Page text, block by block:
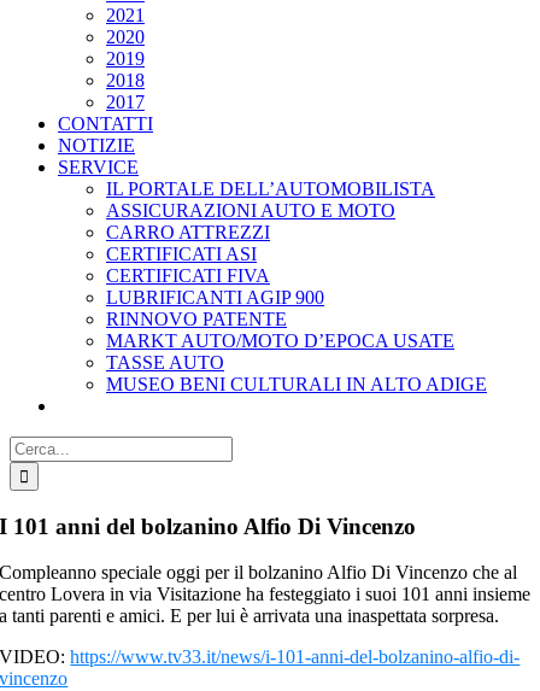
2021
2020
2019
2018
2017
CONTATTI
NOTIZIE
SERVICE
IL PORTALE DELL’AUTOMOBILISTA
ASSICURAZIONI AUTO E MOTO
CARRO ATTREZZI
CERTIFICATI ASI
CERTIFICATI FIVA
LUBRIFICANTI AGIP 900
RINNOVO PATENTE
MARKT AUTO/MOTO D’EPOCA USATE
TASSE AUTO
MUSEO BENI CULTURALI IN ALTO ADIGE
Cerca
per:
I 101 anni del bolzanino Alfio Di Vincenzo
Compleanno speciale oggi per il bolzanino Alfio Di Vincenzo che al
centro Lovera in via Visitazione ha festeggiato i suoi 101 anni insieme
a tanti parenti e amici. E per lui è arrivata una inaspettata sorpresa.
VIDEO:https://www.tv33.it/news/i-101-anni-del-bolzanino-alfio-di-
vincenzo